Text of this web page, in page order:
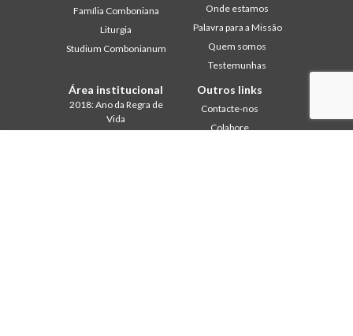
Família Comboniana
Liturgia
Studium Combonianum
Onde estamos
Palavra para a Missão
Quem somos
Testemunhas
Área institucional
2018: Ano da Regra de
Vida
2019: Ano da
Outros links
Contacte-nos
Colabore